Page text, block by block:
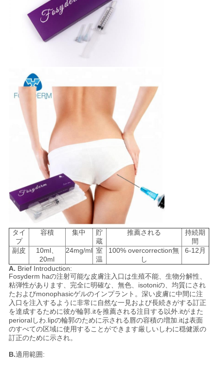
タイ
プ
容積 集中
貯
蔵
推薦される
持続期
間
副皮
10ml、
20ml
24mg/ml 室
温
100% overcorrection無
し
6-12月
A. Brief Introduction:
Fosyderm haの注射可能な皮膚注入口は生殖不能、生物分解性、
粘弾性があります、完全に明確な、無色、isotoniの、均質にされ
たおよびmonophasicゲルのインプラント。深い皮膚に中間に注
入口を注入するように非常に自然な一見および長続きがする訂正
を達成するために彼が輪郭.itを推薦される注目する以外.itがまた
perioralしわ.lipの輪郭のために示される唇の容積の増加.itは表面
のすべての区域に使用することができます厳しいしわに穏健派の
訂正のために示され。
B.適用範囲: